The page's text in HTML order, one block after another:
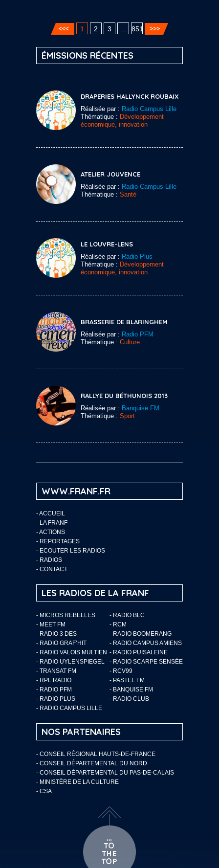
1 2 3 851
ÉMISSIONS RÉCENTES
DRAPERIES HALLYNCK ROUBAIX
Réalisée par : Radio Campus Lille
Thématique : Développement
économique, innovation
ATELIER JOUVENCE
Réalisée par : Radio Campus Lille
Thématique : Santé
LE LOUVRE-LENS
Réalisée par : Radio Plus
Thématique : Développement
économique, innovation
BRASSERIE DE BLARINGHEM
Réalisée par : Radio PFM
Thématique : Culture
RALLYE DU BÉTHUNOIS 2013
Réalisée par : Banquise FM
Thématique : Sport
WWW.FRANF.FR
-ACCUEIL
- LA FRANF
-ACTIONS
- REPORTAGES
- ECOUTER LES RADIOS
- RADIOS
- CONTACT
LES RADIOS DE LA FRANF
- MICROS REBELLES
- RADIO BLC
- MEET FM
- RCM
- RADIO 3 DES
- RADIO BOOMERANG
- RADIO GRAF’HIT
- RADIO CAMPUS AMIENS
- RADIO VALOIS MULTIEN - RADIO PUISALEINE
- RADIO UYLENSPIEGEL
- RADIO SCARPE SENSÉE
- TRANSAT FM
- RCV99
- RPL RADIO
- PASTEL FM
- RADIO PFM
- BANQUISE FM
- RADIO PLUS
- RADIO CLUB
- RADIO CAMPUS LILLE
NOS PARTENAIRES
- CONSEIL RÉGIONAL HAUTS-DE-FRANCE
- CONSEIL DÉPARTEMENTAL DU NORD
- CONSEIL DÉPARTEMENTAL DU PAS-DE-CALAIS
- MINISTÈRE DE LA CULTURE
- CSA